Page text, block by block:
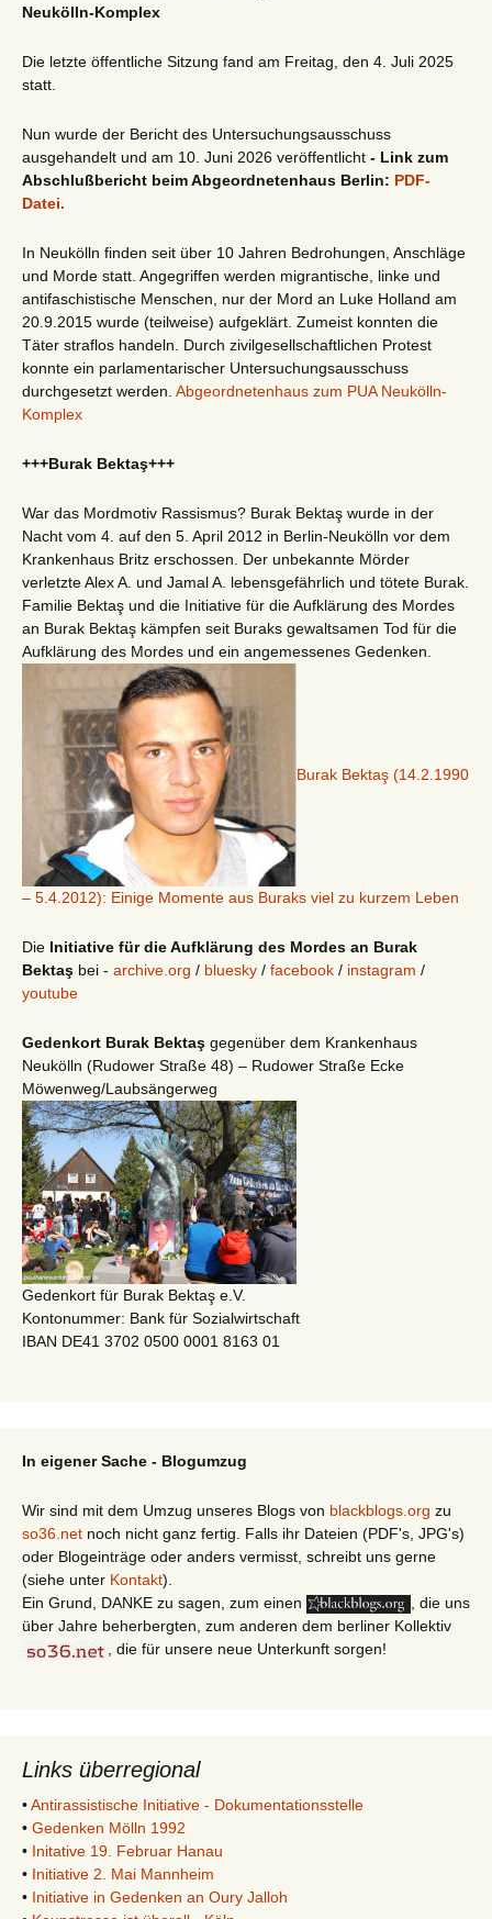
Neukölln-Komplex
Die letzte öffentliche Sitzung fand am Freitag, den 4. Juli 2025
statt.
Nun wurde der Bericht des Untersuchungsausschuss
ausgehandelt und am 10. Juni 2026 veröffentlicht - Link zum
Abschlußbericht beim Abgeordnetenhaus Berlin: PDF-
Datei.
In Neukölln finden seit über 10 Jahren Bedrohungen, Anschläge
und Morde statt. Angegriffen werden migrantische, linke und
antifaschistische Menschen, nur der Mord an Luke Holland am
20.9.2015 wurde (teilweise) aufgeklärt. Zumeist konnten die
Täter straflos handeln. Durch zivilgesellschaftlichen Protest
konnte ein parlamentarischer Untersuchungsausschuss
durchgesetzt werden. Abgeordnetenhaus zum PUA Neukölln-
Komplex
+++Burak Bektaş+++
War das Mordmotiv Rassismus? Burak Bektaş wurde in der
Nacht vom 4. auf den 5. April 2012 in Berlin-Neukölln vor dem
Krankenhaus Britz erschossen. Der unbekannte Mörder
verletzte Alex A. und Jamal A. lebensgefährlich und tötete Burak.
Familie Bektaş und die Initiative für die Aufklärung des Mordes
an Burak Bektaş kämpfen seit Buraks gewaltsamen Tod für die
Aufklärung des Mordes und ein angemessenes Gedenken.
Burak Bektaş (14.2.1990
– 5.4.2012): Einige Momente aus Buraks viel zu kurzem Leben
Die Initiative für die Aufklärung des Mordes an Burak
Bektaş bei - archive.org / bluesky / facebook / instagram /
youtube
Gedenkort Burak Bektaş gegenüber dem Krankenhaus
Neukölln (Rudower Straße 48) – Rudower Straße Ecke
Möwenweg/Laubsängerweg
Gedenkort für Burak Bektaş e.V.
Kontonummer: Bank für Sozialwirtschaft
IBAN DE41 3702 0500 0001 8163 01
In eigener Sache - Blogumzug
Wir sind mit dem Umzug unseres Blogs von blackblogs.org zu
so36.net noch nicht ganz fertig. Falls ihr Dateien (PDF's, JPG's)
oder Blogeinträge oder anders vermisst, schreibt uns gerne
(siehe unter Kontakt).
Ein Grund, DANKE zu sagen, zum einen
, die uns
über Jahre beherbergten, zum anderen dem berliner Kollektiv
, die für unsere neue Unterkunft sorgen!
Links überregional
•Antirassistische Initiative - Dokumentationsstelle
• Gedenken Mölln 1992
• Initative 19. Februar Hanau
• Initiative 2. Mai Mannheim
• Initiative in Gedenken an Oury Jalloh